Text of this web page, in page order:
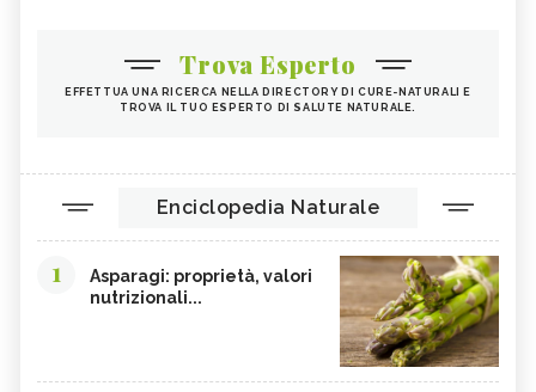
Trova Esperto
EFFETTUA UNA RICERCA NELLA DIRECTORY DI CURE-NATURALI E
TROVA IL TUO ESPERTO DI SALUTE NATURALE.
Enciclopedia Naturale
1
Asparagi: proprietà, valori
nutrizionali...